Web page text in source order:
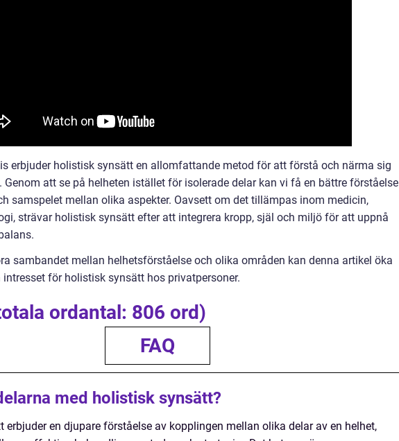
erbjuder holistisk synsätt en allomfattande metod för att förstå och närma sig
Genom att se på helheten istället för isolerade delar kan vi få en bättre förståelse
samspelet mellan olika aspekter. Oavsett om det tillämpas inom medicin,
strävar holistisk synsätt efter att integrera kropp, själ och miljö för att uppnå
sambandet mellan helhetsförståelse och olika områden kan denna artikel öka
intresset för holistisk synsätt hos privatpersoner.
ordantal: 806 ord)
FAQ
med holistisk synsätt?
erbjuder en djupare förståelse av kopplingen mellan olika delar av en helhet,